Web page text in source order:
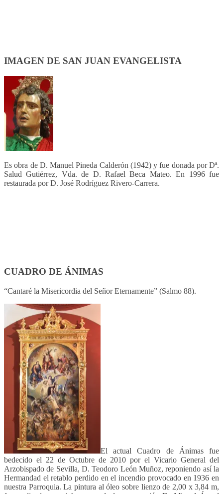
IMAGEN DE SAN JUAN EVANGELISTA
Es obra de D. Manuel Pineda Calderón (1942) y fue donada por Dª.
Salud Gutiérrez, Vda. de D. Rafael Beca Mateo. En 1996 fue
restaurada por D. José Rodríguez Rivero-Carrera.
CUADRO DE ÁNIMAS
“Cantaré la Misericordia del Señor Eternamente” (Salmo 88).
El actual Cuadro de Ánimas fue
bedecido el 22 de Octubre de 2010 por el Vicario General del
Arzobispado de Sevilla, D. Teodoro León Muñoz, reponiendo así la
Hermandad el retablo perdido en el incendio provocado en 1936 en
nuestra Parroquia. La pintura al óleo sobre lienzo de 2,00 x 3,84 m,